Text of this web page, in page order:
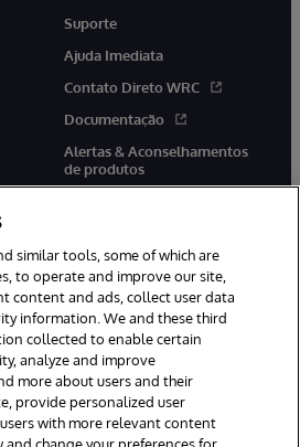
Suporte
Ajuda Imediata
Contato Direto WRC
Documentação
Alertas & Aconselhamentos
de produtos
youtubefacebooklinkedin
Boston, MA. Todos os
Declaração de Privacidade
similar tools, some of which are
to operate and improve our site,
content and ads, collect user data
information. We and these third
collected to enable certain
analyze and improve
more about users and their
provide personalized user
with more relevant content